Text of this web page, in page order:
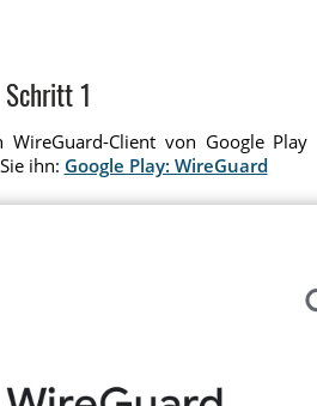
Schritt 1
WireGuard-Client von Google Play
ihn: Google Play: WireGuard